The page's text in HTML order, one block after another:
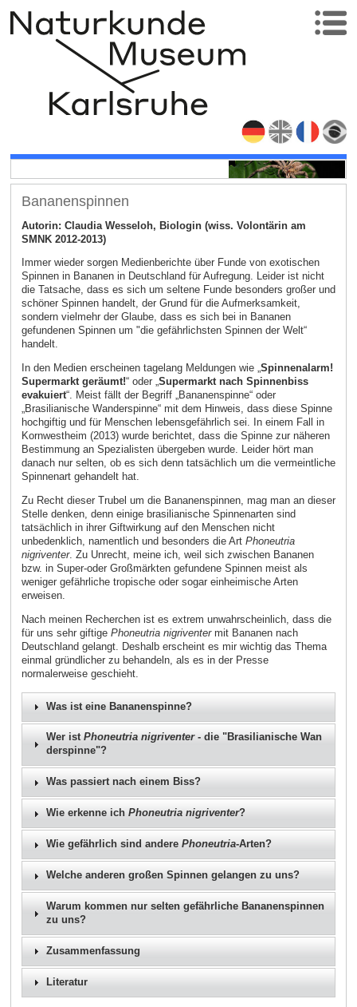
Bananenspinnen
Autorin: Claudia Wesseloh, Biologin (wiss. Volontärin am
SMNK 2012-2013)
Immer wieder sorgen Medienberichte über Funde von exotischen
Spinnen in Bananen in Deutschland für Aufregung. Leider ist nicht
die Tatsache, dass es sich um seltene Funde besonders großer und
schöner Spinnen handelt, der Grund für die Aufmerksamkeit,
sondern vielmehr der Glaube, dass es sich bei in Bananen
gefundenen Spinnen um "die gefährlichsten Spinnen der Welt“
handelt.
In den Medien erscheinen tagelang Meldungen wie „Spinnenalarm!
Supermarkt geräumt!“ oder „Supermarkt nach Spinnenbiss
evakuiert“. Meist fällt der Begriff „Bananenspinne“ oder
„Brasilianische Wanderspinne“ mit dem Hinweis, dass diese Spinne
hochgiftig und für Menschen lebensgefährlich sei. In einem Fall in
Kornwestheim (2013) wurde berichtet, dass die Spinne zur näheren
Bestimmung an Spezialisten übergeben wurde. Leider hört man
danach nur selten, ob es sich denn tatsächlich um die vermeintliche
Spinnenart gehandelt hat.
Zu Recht dieser Trubel um die Bananenspinnen, mag man an dieser
Stelle denken, denn einige brasilianische Spinnenarten sind
tatsächlich in ihrer Giftwirkung auf den Menschen nicht
unbedenklich, namentlich und besonders die Art Phoneutria
nigriventer. Zu Unrecht, meine ich, weil sich zwischen Bananen
bzw. in Super-oder Großmärkten gefundene Spinnen meist als
weniger gefährliche tropische oder sogar einheimische Arten
erweisen.
Nach meinen Recherchen ist es extrem unwahrscheinlich, dass die
für uns sehr giftige Phoneutria nigriventermit Bananen nach
Deutschland gelangt. Deshalb erscheint es mir wichtig das Thema
einmal gründlicher zu behandeln, als es in der Presse
normalerweise geschieht.
Was ist eine Bananenspinne?
Wer istPhoneutria nigriventer- die "Brasilianische Wan
derspinne"?
Was passiert nach einem Biss?
Wie erkenne ichPhoneutria nigriventer?
Wie gefährlich sind anderePhoneutria-Arten?
Welche anderen großen Spinnen gelangen zu uns?
Warum kommen nur selten gefährliche Bananenspinnen
zu uns?
Zusammenfassung
Literatur